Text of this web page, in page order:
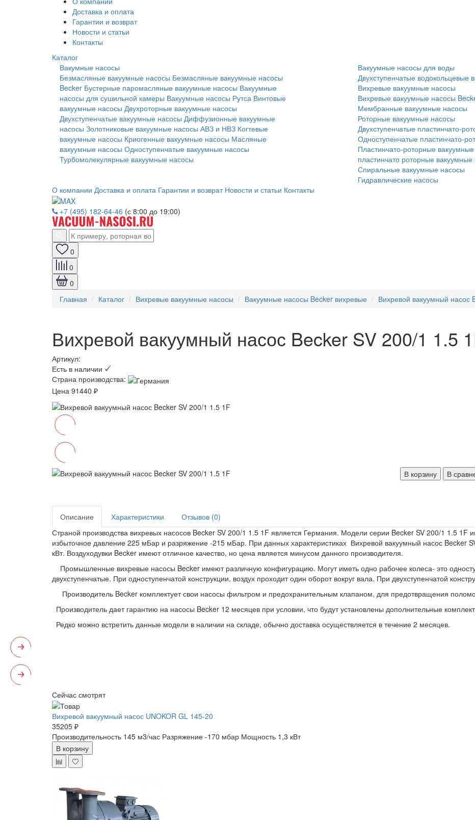
Доставка и оплата
Гарантии и возврат
Новости и статьи
Контакты
Каталог
Вакумные насосы
Безмасляные вакуумные насосы Безмасляные вакуумные насосы
Becker Бустерные паромасляные вакуумные насосы Вакуумные
насосы для сушильной камеры Вакуумные насосы Рутса Винтовые
вакуумные насосы Двухроторные вакуумные насосы
Двухступенчатые вакуумные насосы Диффузионные вакуумные
насосы Золотниковые вакуумные насосы АВЗ и НВЗ Когтевые
вакуумные насосы Криогенные вакуумные насосы Масляные
вакуумные насосы Одноступенчатые вакуумные насосы
Турбомолекулярные вакуумные насосы
Вакуумные насосы для воды
Двухступенчатые водокольцевые
Вихревые вакуумные насосы
Вихревые вакуумные насосы
Мембранные вакуумные насосы
Роторные вакуумные насосы
Двухступенчатые пластинчато-
Одноступенчатые пластинчато-
Пластинчато-роторные
пластинчато роторные вакуумные
Спиральные вакуумные насосы
Гидравлические насосы
О компании Доставка и оплата Гарантии и возврат Новости и статьи Контакты
+7 (495) 182-64-46 (с 8:00 до 19:00)
0
0
0
Главная
Каталог Вихревые вакуумные насосы Вакуумные насосы Becker вихревые Вихревой вакуумный насос
Вихревой вакуумный насос Becker SV 200/1 1.5
Артикул:
Есть в наличии
Страна производства:
Цена 91440 ₽
В корзину В
Описание Характеристики
Отзывов (0)
Страной производства вихревых насосов Becker SV 200/1 1.5 1F является Германия. Модели серии Becker SV 200/1 1.5 1F
избыточное давление 225 мБар и разряжение -215 мБар. При данных характеристиках Вихревой вакуумный насос Becker
кВт. Воздуходувки Becker имеют отличное качество, но цена является минусом данного производителя.
Промышленные вихревые насосы Becker имеют различную конфигурацию. Могут иметь одно рабочее колеса- это
двухступенчатые. При одноступенчатой конструкции, воздух проходит один оборот вокруг вала. При двухступенчатой
Производитель Becker комплектует свои насосы фильтром и предохранительным клапаном, для предотвращения
Производитель дает гарантию на насосы Becker 12 месяцев при условии, что будут установлены дополнительные
Редко можно встретить данные модели в наличии на складе, обычно доставка осуществляется в течение 2 месяцев.
Сейчас смотрят
Вихревой вакуумный насос UNOKOR GL 145-20
35205 ₽
Производительность 145 м3/час Разряжение -170 мбар Мощность 1,3 кВт
В корзину